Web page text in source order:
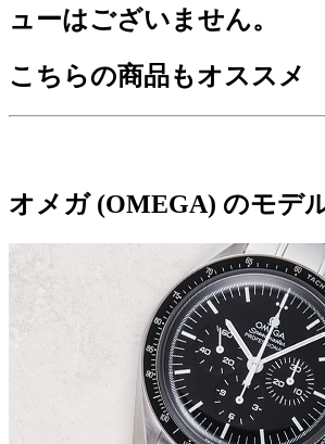
ューはございません。
こちらの商品もオススメ
オメガ (OMEGA) のモデ